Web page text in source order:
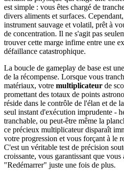
est simple : vous êtes chargé de
divers aliments et surfaces.
instrument sauvage et volatil, prêt à
de concentration. Il ne s'agit pas
trouver cette marge infime entre une
défaillance catastrophique.
La boucle de gameplay de base est
de la récompense. Lorsque vous
matériaux, votre multiplicateur de
promettant des totaux de points
réside dans le contrôle de l'élan et de
seul instant d'exécution imprudente -
tranchable, ou peut-être même la
ce précieux multiplicateur disparaît
votre progression et vous forçant à le
C'est un véritable test de précision
croissante, vous garantissant que
"Redémarrer" juste une fois de plus.